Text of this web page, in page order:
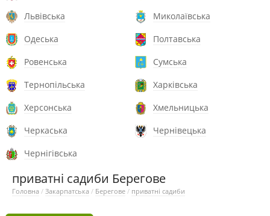
Львівська
Миколаївська
Одеська
Полтавська
Ровенська
Сумська
Тернопільська
Харківська
Херсонська
Хмельницька
Черкаська
Чернівецька
Чернігівська
приватні садиби Берегове
Головна / Закарпатська / Берегове / приватні садиби